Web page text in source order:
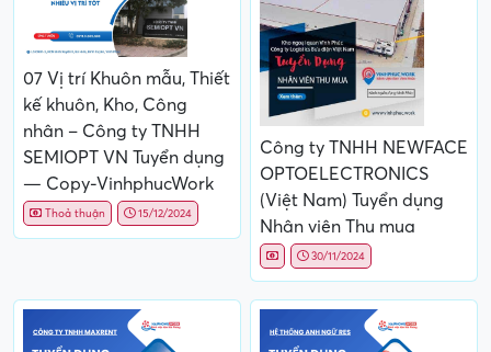
07 Vị trí Khuôn mẫu, Thiết
kế khuôn, Kho, Công
nhân – Công ty TNHH
SEMIOPT VN Tuyển dụng
— Copy-VinhphucWork
Thoả thuận 15/12/2024
Công ty TNHH NEWFACE
OPTOELECTRONICS
(Việt Nam) Tuyển dụng
Nhân viên Thu mua
30/11/2024